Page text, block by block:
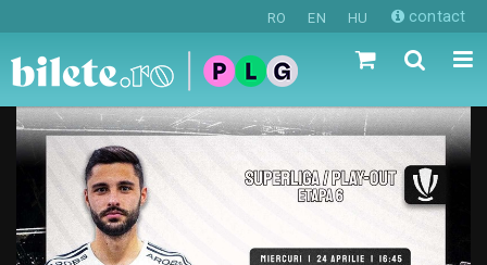
RO EN HU contact